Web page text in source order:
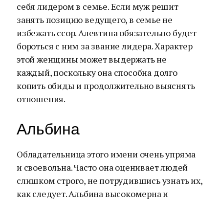
себя лидером в семье. Если муж решит
занять позицию ведущего, в семье не
избежать ссор. Алевтина обязательно будет
бороться с ним за звание лидера. Характер
этой женщины может выдержать не
каждый, поскольку она способна долго
копить обиды и продолжительно выяснять
отношения.
Альбина
Обладательница этого имени очень упряма
и своевольна. Часто она оценивает людей
слишком строго, не потрудившись узнать их,
как следует. Альбина высокомерна и